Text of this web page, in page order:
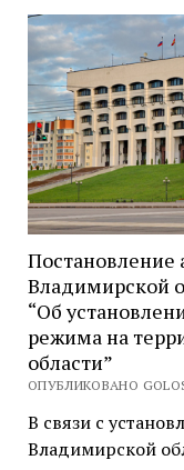
Владимирской
“Об
режима на
области”
ОПУБЛИКОВАНО GOLOS
В связи с
Владимирской